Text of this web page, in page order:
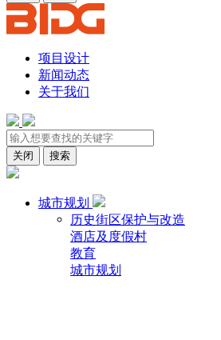
项目设计
新闻动态
关于我们
关闭 搜索
城市规划
历史街区保护与改造
酒店及度假村
教育
城市规划